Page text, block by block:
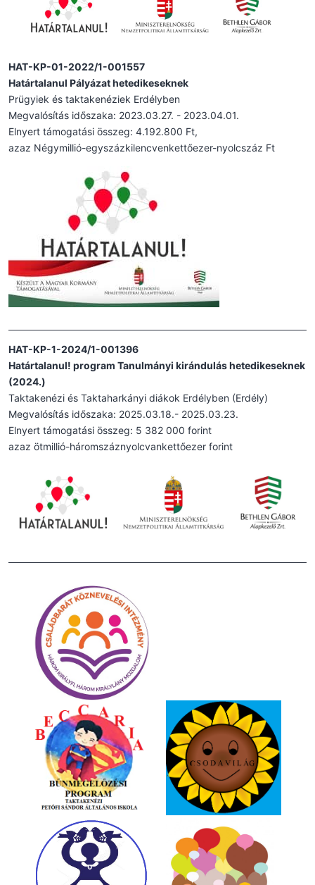
HAT-KP-01-2022/1-001557
Határtalanul Pályázat hetedikeseknek
Prügyiek és taktakenéziek Erdélyben
Megvalósítás időszaka: 2023.03.27. - 2023.04.01.
Elnyert támogatási összeg: 4.192.800 Ft,
azaz Négymillió-egyszázkilencvenkettőezer-nyolcszáz Ft
HAT-KP-1-2024/1-001396
Határtalanul! program Tanulmányi kirándulás hetedikeseknek
(2024.)
Taktakenézi és Taktaharkányi diákok Erdélyben (Erdély)
Megvalósítás időszaka: 2025.03.18.- 2025.03.23.
Elnyert támogatási összeg: 5 382 000 forint
azaz ötmillió-háromszáznyolcvankettőezer forint